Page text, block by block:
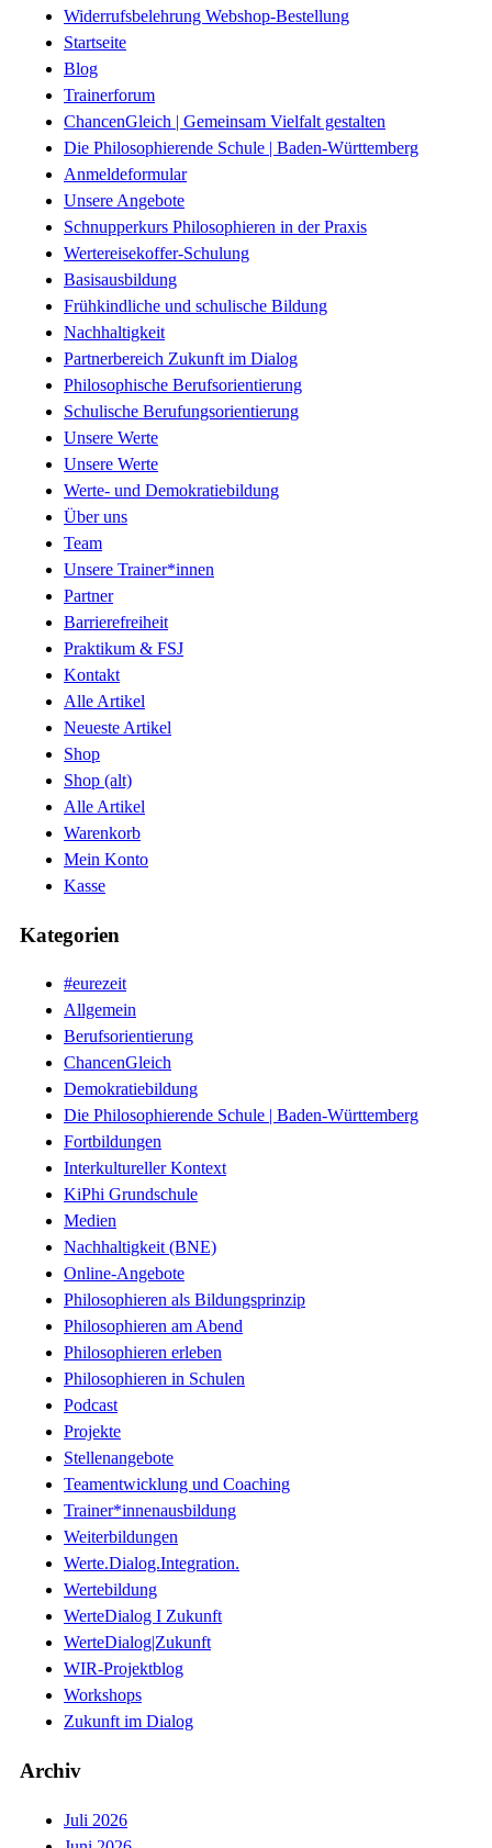
Widerrufsbelehrung Webshop-Bestellung
Startseite
Blog
Trainerforum
ChancenGleich | Gemeinsam Vielfalt gestalten
Die Philosophierende Schule | Baden-Württemberg
Anmeldeformular
Unsere Angebote
Schnupperkurs Philosophieren in der Praxis
Wertereisekoffer-Schulung
Basisausbildung
Frühkindliche und schulische Bildung
Nachhaltigkeit
Partnerbereich Zukunft im Dialog
Philosophische Berufsorientierung
Schulische Berufungsorientierung
Unsere Werte
Unsere Werte
Werte- und Demokratiebildung
Über uns
Team
Unsere Trainer*innen
Partner
Barrierefreiheit
Praktikum & FSJ
Kontakt
Alle Artikel
Neueste Artikel
Shop
Shop (alt)
Alle Artikel
Warenkorb
Mein Konto
Kasse
Kategorien
#eurezeit
Allgemein
Berufsorientierung
ChancenGleich
Demokratiebildung
Die Philosophierende Schule | Baden-Württemberg
Fortbildungen
Interkultureller Kontext
KiPhi Grundschule
Medien
Nachhaltigkeit (BNE)
Online-Angebote
Philosophieren als Bildungsprinzip
Philosophieren am Abend
Philosophieren erleben
Philosophieren in Schulen
Podcast
Projekte
Stellenangebote
Teamentwicklung und Coaching
Trainer*innenausbildung
Weiterbildungen
Werte.Dialog.Integration.
Wertebildung
WerteDialog I Zukunft
WerteDialog|Zukunft
WIR-Projektblog
Workshops
Zukunft im Dialog
Archiv
Juli 2026